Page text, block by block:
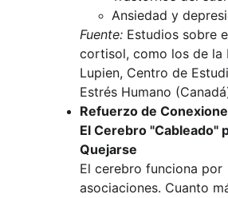
Ansiedad y
Fuente: Estudios sobre
cortisol, como los de la
Lupien, Centro de
Estrés Humano
Refuerzo de
El Cerebro "Cableado"
Quejarse
El cerebro funciona por
asociaciones. Cuanto